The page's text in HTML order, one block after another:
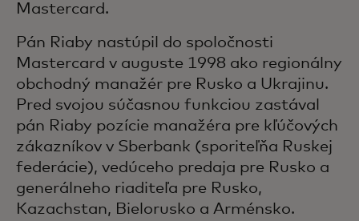
Mastercard.
Pán Riaby nastúpil do spoločnosti
Mastercard v auguste 1998 ako regionálny
obchodný manažér pre Rusko a Ukrajinu.
Pred svojou súčasnou funkciou zastával
pán Riaby pozície manažéra pre kľúčových
zákazníkov v Sberbank (sporiteľňa Ruskej
federácie), vedúceho predaja pre Rusko a
generálneho riaditeľa pre Rusko,
Kazachstan, Bielorusko a Arménsko.